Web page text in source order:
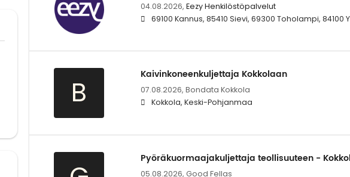
04.08.2026, Eezy Henkilöstöpalvelut
69100 Kannus, 85410 Sievi, 69300 Toholampi, 84100
B
Kaivinkoneenkuljettaja Kokkolaan
07.08.2026, Bondata Kokkola
Kokkola, Keski-Pohjanmaa
Pyöräkuormaajakuljettaja teollisuuteen -
05.08.2026, Good Fellas